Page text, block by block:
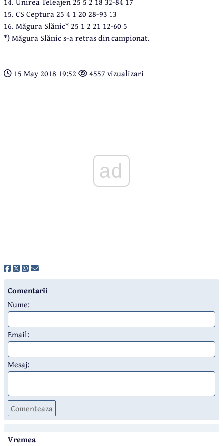
15. CS Ceptura 25 4 1 20 28-93 13
16. Măgura Slănic* 25 1 2 21 12-60 5
*) Măgura Slănic s-a retras din campionat.
15 May 2018 19:52 4557 vizualizari
ad
Comentarii
Nume:
Email:
Mesaj:
Comenteaza
Vremea